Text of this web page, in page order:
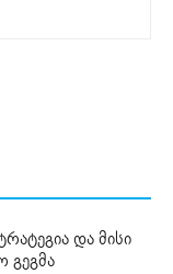
და მისი
გეგმა